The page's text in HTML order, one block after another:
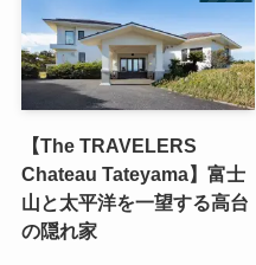
【The TRAVELERS
Chateau Tateyama】富士
山と太平洋を一望する高台
の隠れ家